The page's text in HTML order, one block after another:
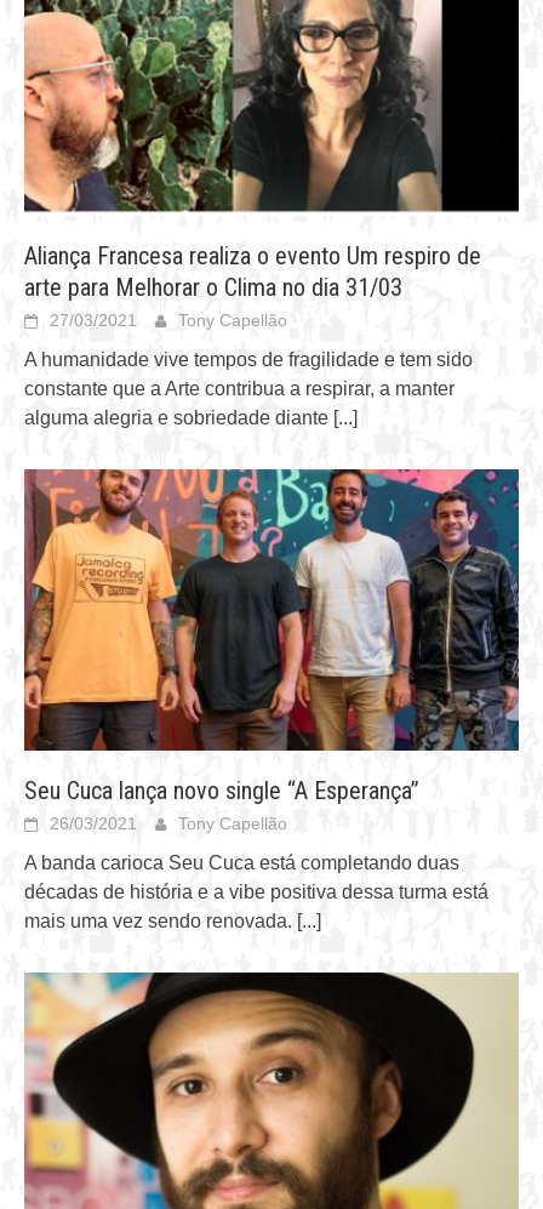
Aliança Francesa realiza o evento Um respiro de
arte para Melhorar o Clima no dia 31/03
27/03/2021 Tony Capellão
A humanidade vive tempos de fragilidade e tem sido
constante que a Arte contribua a respirar, a manter
alguma alegria e sobriedade diante [...]
Seu Cuca lança novo single “A Esperança”
26/03/2021 Tony Capellão
A banda carioca Seu Cuca está completando duas
décadas de história e a vibe positiva dessa turma está
mais uma vez sendo renovada. [...]